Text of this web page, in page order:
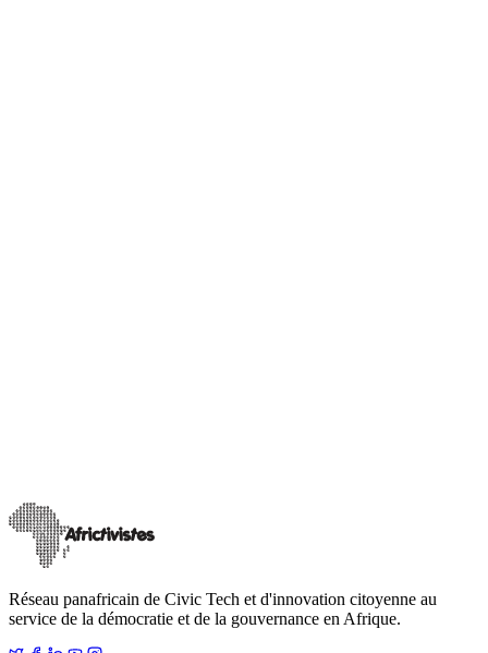
12 octobre 2023
Réseau panafricain de Civic Tech et d'innovation citoyenne au
service de la démocratie et de la gouvernance en Afrique.